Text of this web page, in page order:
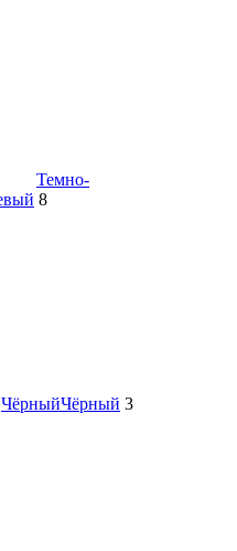
Темно-
8
ЧёрныйЧёрный 3